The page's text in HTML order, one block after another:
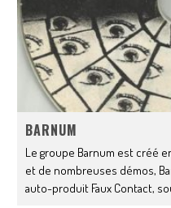
BARNUM
Le groupe Barnum est créé
et de nombreuses démos,
auto-produit Faux Contact,